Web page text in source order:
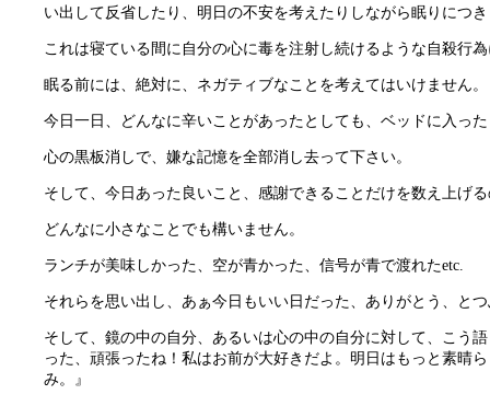
い出して反省したり、明日の不安を考えたりしながら眠りにつ
これは寝ている間に自分の心に毒を注射し続けるような自殺行
眠る前には、絶対に、ネガティブなことを考えてはいけません。
今日一日、どんなに辛いことがあったとしても、ベッドに入っ
心の黒板消しで、嫌な記憶を全部消し去って下さい。
そして、今日あった良いこと、感謝できることだけを数え上げ
どんなに小さなことでも構いません。
ランチが美味しかった、空が青かった、信号が青で渡れたetc.
それらを思い出し、あぁ今日もいい日だった、ありがとう、と
そして、鏡の中の自分、あるいは心の中の自分に対して、こう
った、頑張ったね！私はお前が大好きだよ。明日はもっと素晴
み。』